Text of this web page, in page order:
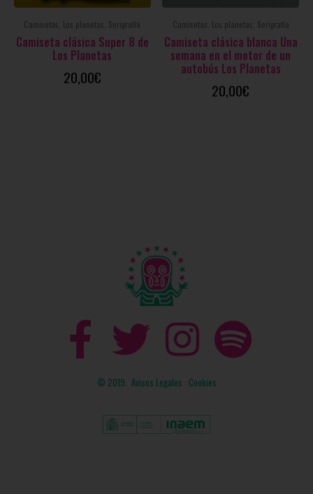
Camisetas, Los planetas, Serigrafía
Camiseta clásica Super 8 de
Los Planetas
20,00€
Camisetas, Los planetas, Serigrafía
Camiseta clásica blanca Una
semana en el motor de un
autobús Los Planetas
20,00€
© 2019. Avisos Legales Cookies